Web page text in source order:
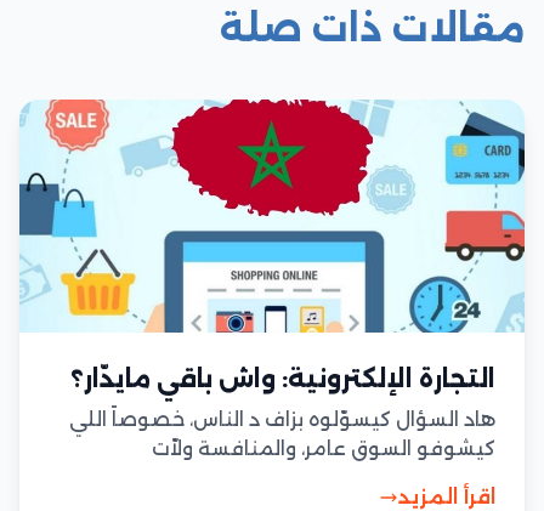
مقالات ذات صلة
التجارة الإلكترونية: واش باقي مايدّار؟
هاد السؤال كيسوّلوه بزاف د الناس، خصوصاً اللي
كيشوفو السوق عامر، والمنافسة ولاّت
اقرأ المزيد